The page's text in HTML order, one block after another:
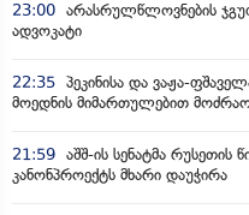
23:00 არასრულწლოვნების
ადვოკატი
22:35 პეკინისა და ვაჟა-
მოედნის მიმართულებით
21:59 აშშ-ის სენატმა რუსეთის
კანონპროექტს მხარი დაუჭირა